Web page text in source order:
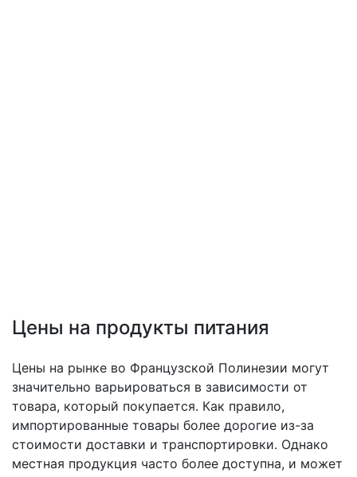
Цены на продукты питания
Цены на рынке во Французской Полинезии могут
значительно варьироваться в зависимости от
товара, который покупается. Как правило,
импортированные товары более дорогие из-за
стоимости доставки и транспортировки. Однако
местная продукция часто более доступна, и может